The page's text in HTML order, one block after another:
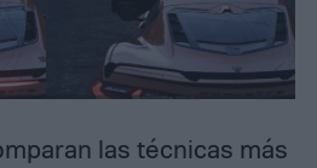
las técnicas más